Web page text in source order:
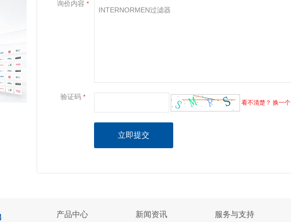
询价内容 *
验证码 *
看不清楚？ 换一个
产品中心 新闻资讯 服务与支持